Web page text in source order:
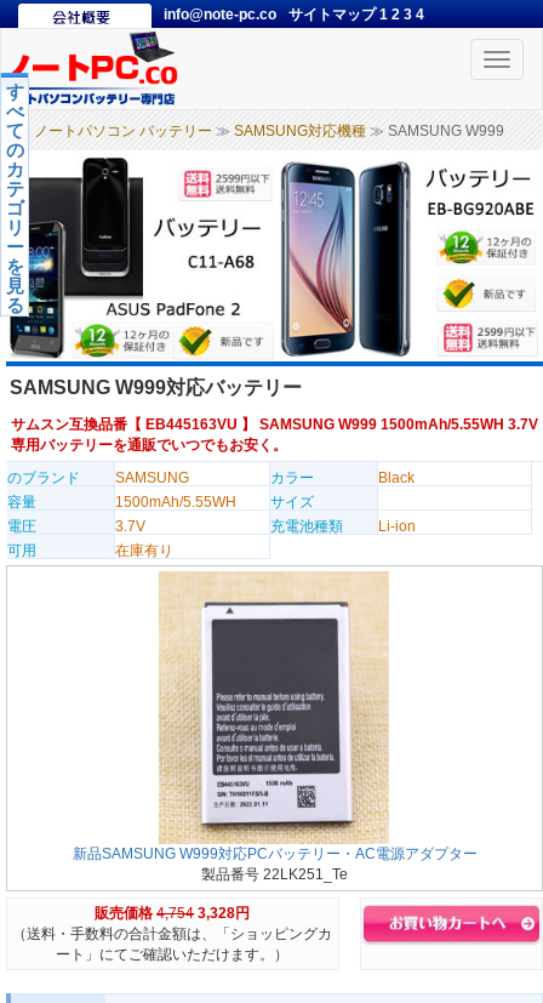
info@note-pc.co サイトマップ1 2 3 4
Toggle
ノートパソコン バッテリー ≫ SAMSUNG対応機種 ≫ SAMSUNG W999
す
べ
て
の
カ
テ
ゴ
リ
ー
を
見
る
SAMSUNG W999対応バッテリー
サムスン互換品番【 EB445163VU 】 SAMSUNG W999 1500mAh/5.55WH 3.7V
専用バッテリーを通販でいつでもお安く。
のブランド
SAMSUNG カラー
Black
容量
1500mAh/5.55WH
サイズ
電圧
3.7V 充電池種類
Li-ion
可用
在庫有り
新品SAMSUNG W999対応PCバッテリー・AC電源アダプター
製品番号 22LK251_Te
販売価格 4,754 3,328円
（送料・手数料の合計金額は、「ショッピングカ
ート」にてご確認いただけます。）